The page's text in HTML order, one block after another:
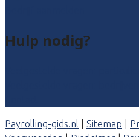
Hulp nodig?
Payrolling-gids.nl Sitemap